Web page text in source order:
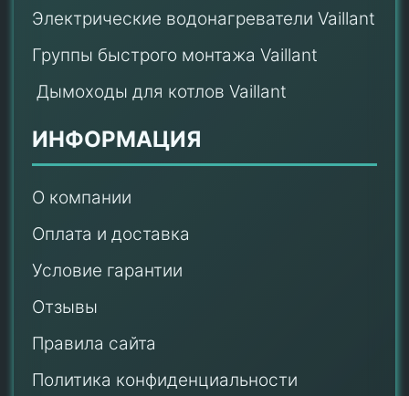
Электрические водонагреватели Vaillant
Группы быстрого монтажа Vaillant
Дымоходы для котлов Vaillant
ИНФОРМАЦИЯ
О компании
Оплата и доставка
Условие гарантии
Отзывы
Правила сайта
Политика конфиденциальности